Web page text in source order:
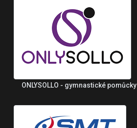
ONLYSOLLO - gymnastické pomůcky